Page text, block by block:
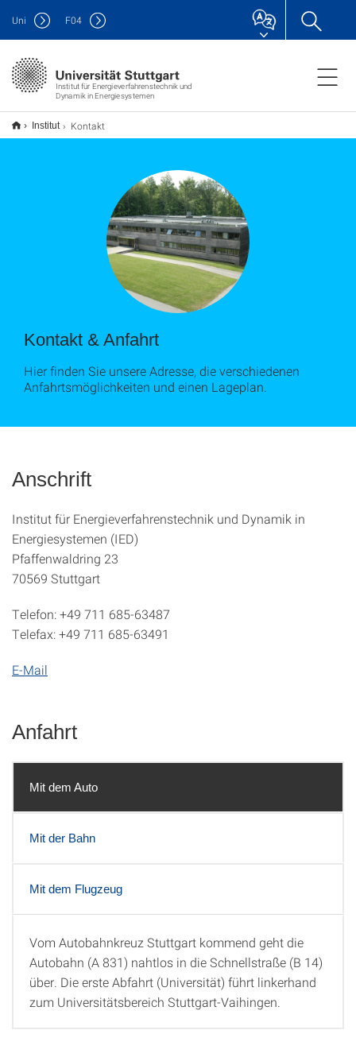
Institut für Energieverfahrenstechnik und
Dynamik in Energiesystemen
Uni F04
Institut Kontakt
Kontakt & Anfahrt
Hier finden Sie unsere Adresse, die verschiedenen
Anfahrtsmöglichkeiten und einen Lageplan.
Anschrift
Institut für Energieverfahrenstechnik und Dynamik in
Energiesystemen (IED)
Pfaffenwaldring 23
70569 Stuttgart
Telefon: +49 711 685-63487
Telefax: +49 711 685-63491
E-Mail
Anfahrt
Mit dem Auto
Mit der Bahn
Mit dem Flugzeug
Mit dem Auto
Vom Autobahnkreuz Stuttgart kommend geht die
Autobahn (A 831) nahtlos in die Schnellstraße (B 14)
über. Die erste Abfahrt (Universität) führt linkerhand
zum Universitätsbereich Stuttgart-Vaihingen.